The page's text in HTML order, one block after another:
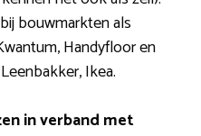
bouwmarkten als
Handyfloor en
Ikea.
in verband met